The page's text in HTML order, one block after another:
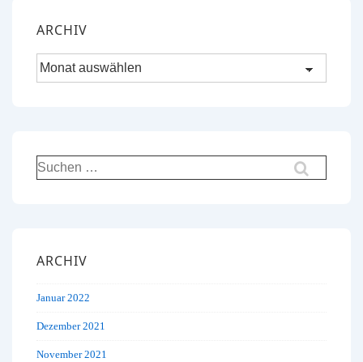
ARCHIV
Archiv
Suchen
nach:
ARCHIV
Januar 2022
Dezember 2021
November 2021